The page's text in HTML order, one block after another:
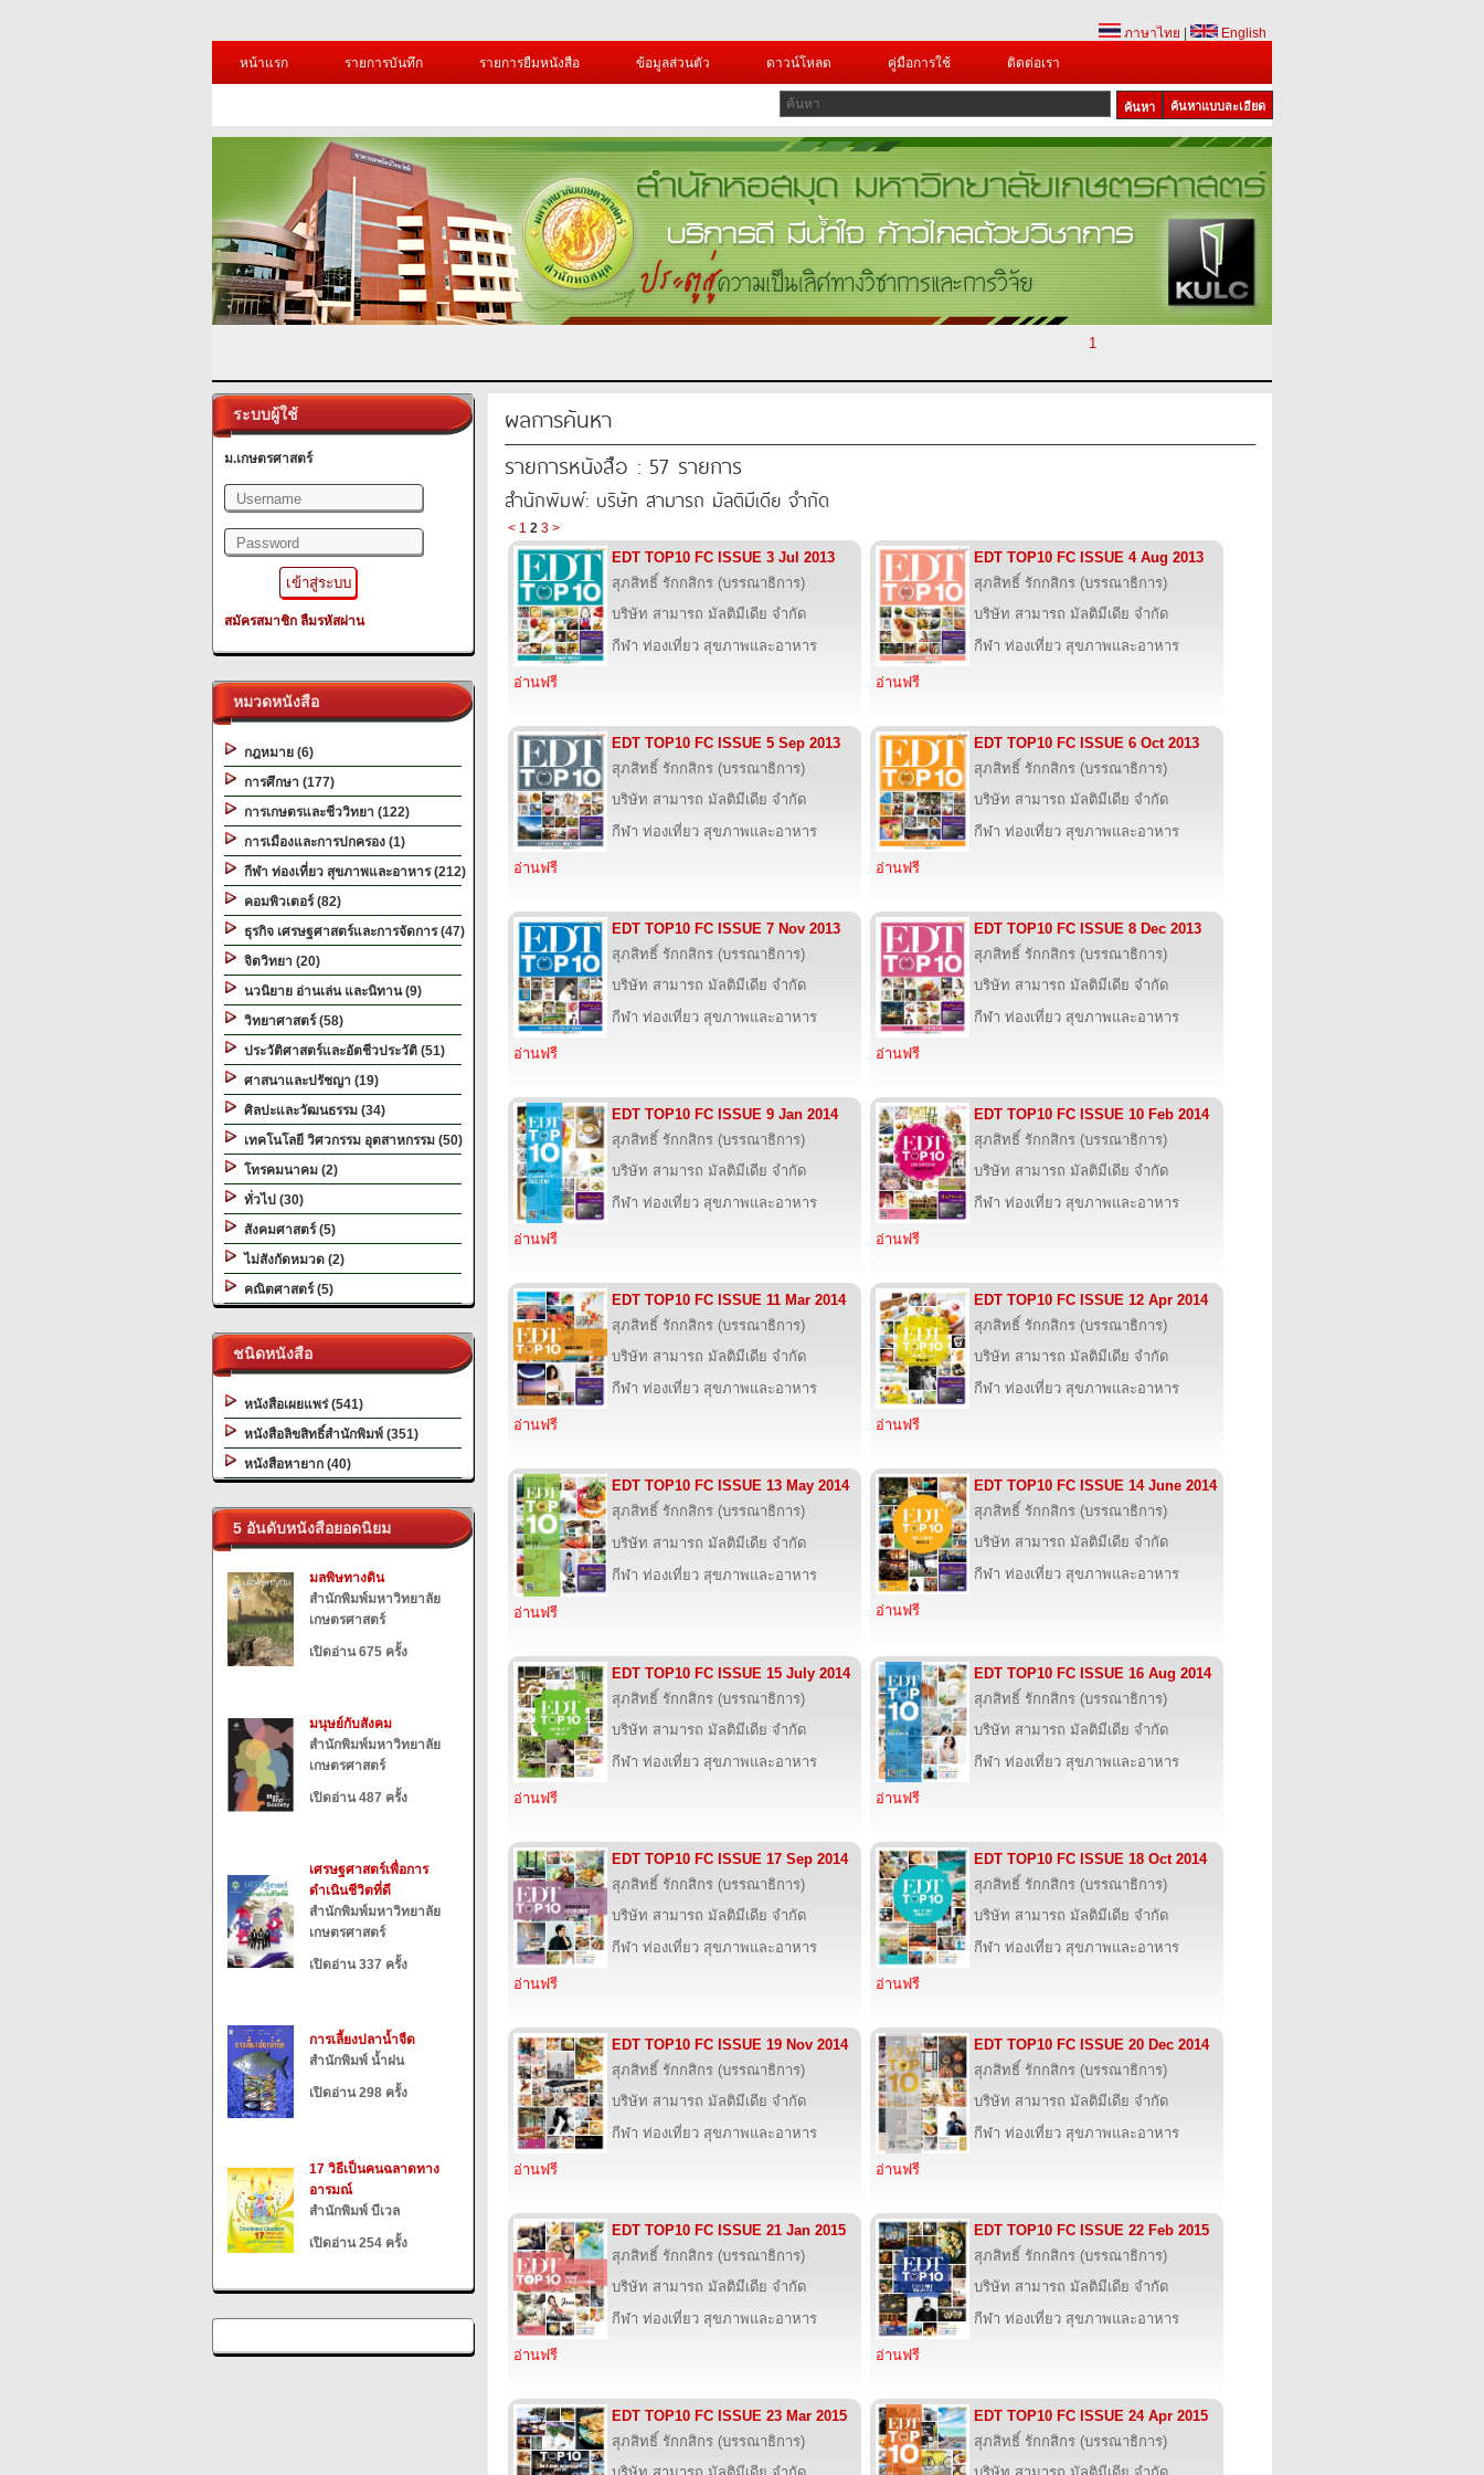
ภาษาไทย
English
หน้าแรก
รายการบันทึก รายการยืมหนังสือ ข้อมูลส่วนตัว ดาวน์โหลด คู่มือการใช้ ติดต่อเรา
ค้นหาแบบละเอียด
1
ระบบผู้ใช้
ม.เกษตรศาสตร์
สมัครสมาชิก ลืมรหัสผ่าน
หมวดหนังสือ
กฎหมาย (6)
การศึกษา (177)
การเกษตรและชีววิทยา (122)
การเมืองและการปกครอง (1)
กีฬา ท่องเที่ยว สุขภาพและอาหาร (212)
คอมพิวเตอร์ (82)
ธุรกิจ เศรษฐศาสตร์และการจัดการ (47)
จิตวิทยา (20)
นวนิยาย อ่านเล่น และนิทาน (9)
วิทยาศาสตร์ (58)
ประวัติศาสตร์และอัตชีวประวัติ (51)
ศาสนาและปรัชญา (19)
ศิลปะและวัฒนธรรม (34)
เทคโนโลยี วิศวกรรม อุตสาหกรรม (50)
โทรคมนาคม (2)
ทั่วไป (30)
สังคมศาสตร์ (5)
ไม่สังกัดหมวด (2)
คณิตศาสตร์ (5)
ชนิดหนังสือ
หนังสือเผยแพร่ (541)
หนังสือลิขสิทธิ์สำนักพิมพ์ (351)
หนังสือหายาก (40)
5 อันดับหนังสือยอดนิยม
มลพิษทางดิน
สำนักพิมพ์มหาวิทยาลัย
เกษตรศาสตร์
เปิดอ่าน 675 ครั้ง
มนุษย์กับสังคม
สำนักพิมพ์มหาวิทยาลัย
เกษตรศาสตร์
เปิดอ่าน 487 ครั้ง
เศรษฐศาสตร์เพื่อการ
ดำเนินชีวิตที่ดี
สำนักพิมพ์มหาวิทยาลัย
เกษตรศาสตร์
เปิดอ่าน 337 ครั้ง
การเลี้ยงปลาน้ำจืด
สำนักพิมพ์ น้ำฝน
เปิดอ่าน 298 ครั้ง
17 วิธีเป็นคนฉลาดทาง
อารมณ์
สำนักพิมพ์ บีเวล
เปิดอ่าน 254 ครั้ง
ผลการค้นหา
รายการหนังสือ : 57 รายการ
สำนักพิมพ์: บริษัท สามารถ มัลติมีเดีย จำกัด
< 1 2 3 >
EDT TOP10 FC ISSUE 3 Jul 2013
สุภสิทธิ์ รักกสิกร (บรรณาธิการ)
บริษัท สามารถ มัลติมีเดีย จำกัด
กีฬา ท่องเที่ยว สุขภาพและอาหาร
อ่านฟรี
EDT TOP10 FC ISSUE 4 Aug 2013
สุภสิทธิ์ รักกสิกร (บรรณาธิการ)
บริษัท สามารถ มัลติมีเดีย จำกัด
กีฬา ท่องเที่ยว สุขภาพและอาหาร
อ่านฟรี
EDT TOP10 FC ISSUE 5 Sep 2013
สุภสิทธิ์ รักกสิกร (บรรณาธิการ)
บริษัท สามารถ มัลติมีเดีย จำกัด
กีฬา ท่องเที่ยว สุขภาพและอาหาร
อ่านฟรี
EDT TOP10 FC ISSUE 6 Oct 2013
สุภสิทธิ์ รักกสิกร (บรรณาธิการ)
บริษัท สามารถ มัลติมีเดีย จำกัด
กีฬา ท่องเที่ยว สุขภาพและอาหาร
อ่านฟรี
EDT TOP10 FC ISSUE 7 Nov 2013
สุภสิทธิ์ รักกสิกร (บรรณาธิการ)
บริษัท สามารถ มัลติมีเดีย จำกัด
กีฬา ท่องเที่ยว สุขภาพและอาหาร
อ่านฟรี
EDT TOP10 FC ISSUE 8 Dec 2013
สุภสิทธิ์ รักกสิกร (บรรณาธิการ)
บริษัท สามารถ มัลติมีเดีย จำกัด
กีฬา ท่องเที่ยว สุขภาพและอาหาร
อ่านฟรี
EDT TOP10 FC ISSUE 9 Jan 2014
สุภสิทธิ์ รักกสิกร (บรรณาธิการ)
บริษัท สามารถ มัลติมีเดีย จำกัด
กีฬา ท่องเที่ยว สุขภาพและอาหาร
อ่านฟรี
EDT TOP10 FC ISSUE 10 Feb 2014
สุภสิทธิ์ รักกสิกร (บรรณาธิการ)
บริษัท สามารถ มัลติมีเดีย จำกัด
กีฬา ท่องเที่ยว สุขภาพและอาหาร
อ่านฟรี
EDT TOP10 FC ISSUE 11 Mar 2014
สุภสิทธิ์ รักกสิกร (บรรณาธิการ)
บริษัท สามารถ มัลติมีเดีย จำกัด
กีฬา ท่องเที่ยว สุขภาพและอาหาร
อ่านฟรี
EDT TOP10 FC ISSUE 12 Apr 2014
สุภสิทธิ์ รักกสิกร (บรรณาธิการ)
บริษัท สามารถ มัลติมีเดีย จำกัด
กีฬา ท่องเที่ยว สุขภาพและอาหาร
อ่านฟรี
EDT TOP10 FC ISSUE 13 May 2014
สุภสิทธิ์ รักกสิกร (บรรณาธิการ)
บริษัท สามารถ มัลติมีเดีย จำกัด
กีฬา ท่องเที่ยว สุขภาพและอาหาร
อ่านฟรี
EDT TOP10 FC ISSUE 14 June 2014
สุภสิทธิ์ รักกสิกร (บรรณาธิการ)
บริษัท สามารถ มัลติมีเดีย จำกัด
กีฬา ท่องเที่ยว สุขภาพและอาหาร
อ่านฟรี
EDT TOP10 FC ISSUE 15 July 2014
สุภสิทธิ์ รักกสิกร (บรรณาธิการ)
บริษัท สามารถ มัลติมีเดีย จำกัด
กีฬา ท่องเที่ยว สุขภาพและอาหาร
อ่านฟรี
EDT TOP10 FC ISSUE 16 Aug 2014
สุภสิทธิ์ รักกสิกร (บรรณาธิการ)
บริษัท สามารถ มัลติมีเดีย จำกัด
กีฬา ท่องเที่ยว สุขภาพและอาหาร
อ่านฟรี
EDT TOP10 FC ISSUE 17 Sep 2014
สุภสิทธิ์ รักกสิกร (บรรณาธิการ)
บริษัท สามารถ มัลติมีเดีย จำกัด
กีฬา ท่องเที่ยว สุขภาพและอาหาร
อ่านฟรี
EDT TOP10 FC ISSUE 18 Oct 2014
สุภสิทธิ์ รักกสิกร (บรรณาธิการ)
บริษัท สามารถ มัลติมีเดีย จำกัด
กีฬา ท่องเที่ยว สุขภาพและอาหาร
อ่านฟรี
EDT TOP10 FC ISSUE 19 Nov 2014
สุภสิทธิ์ รักกสิกร (บรรณาธิการ)
บริษัท สามารถ มัลติมีเดีย จำกัด
กีฬา ท่องเที่ยว สุขภาพและอาหาร
อ่านฟรี
EDT TOP10 FC ISSUE 20 Dec 2014
สุภสิทธิ์ รักกสิกร (บรรณาธิการ)
บริษัท สามารถ มัลติมีเดีย จำกัด
กีฬา ท่องเที่ยว สุขภาพและอาหาร
อ่านฟรี
EDT TOP10 FC ISSUE 21 Jan 2015
สุภสิทธิ์ รักกสิกร (บรรณาธิการ)
บริษัท สามารถ มัลติมีเดีย จำกัด
กีฬา ท่องเที่ยว สุขภาพและอาหาร
อ่านฟรี
EDT TOP10 FC ISSUE 22 Feb 2015
สุภสิทธิ์ รักกสิกร (บรรณาธิการ)
บริษัท สามารถ มัลติมีเดีย จำกัด
กีฬา ท่องเที่ยว สุขภาพและอาหาร
อ่านฟรี
EDT TOP10 FC ISSUE 23 Mar 2015
สุภสิทธิ์ รักกสิกร (บรรณาธิการ)
EDT TOP10 FC ISSUE 24 Apr 2015
สุภสิทธิ์ รักกสิกร (บรรณาธิการ)